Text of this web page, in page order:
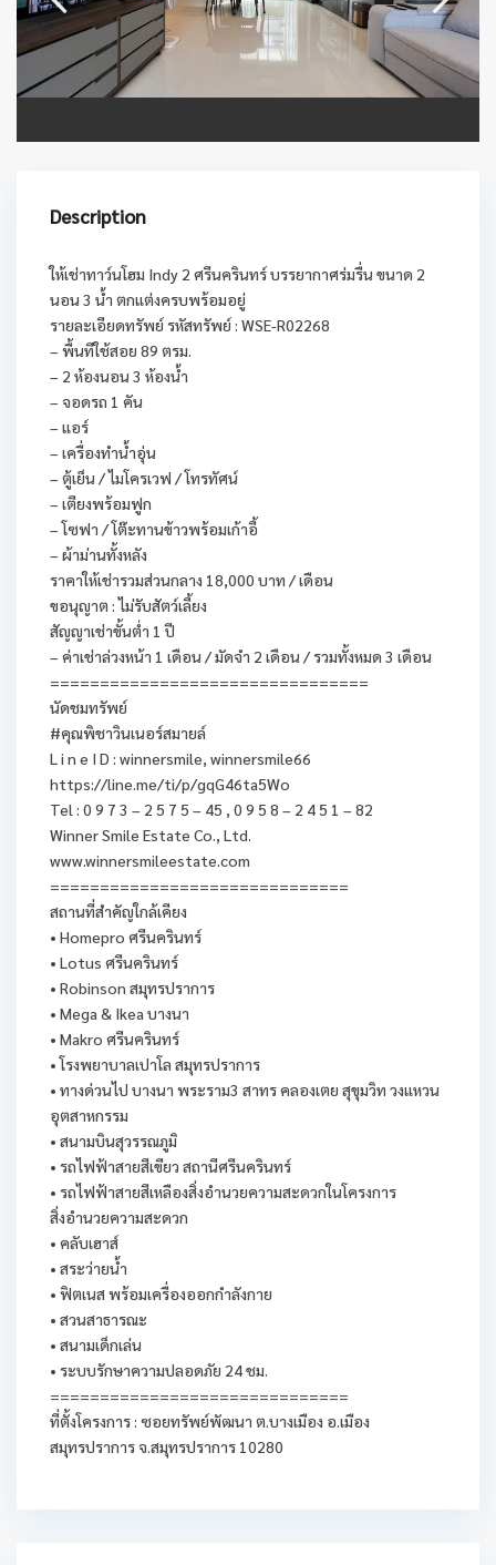
Description
ให้เช่าทาว์นโฮม Indy 2 ศรีนครินทร์ บรรยากาศร่มรื่น ขนาด 2
นอน 3 น้ำ ตกแต่งครบพร้อมอยู่
รายละเอียดทรัพย์ รหัสทรัพย์ : WSE-R02268
– พื้นทีใช้สอย 89 ตรม.
– 2 ห้องนอน 3 ห้องน้ำ
– จอดรถ 1 คัน
– แอร์
– เครื่องทำน้ำอุ่น
– ตู้เย็น / ไมโครเวฟ / โทรทัศน์
– เตียงพร้อมฟูก
– โซฟา / โต๊ะทานข้าวพร้อมเก้าอี้
– ผ้าม่านทั้งหลัง
ราคาให้เช่ารวมส่วนกลาง 18,000 บาท / เดือน
ขอนุญาต : ไม่รับสัตว์เลี้ยง
สัญญาเช่าขั้นต่ำ 1 ปี
– ค่าเช่าล่วงหน้า 1 เดือน / มัดจำ 2 เดือน / รวมทั้งหมด 3 เดือน
================================
นัดชมทรัพย์
#คุณพิชาวินเนอร์สมายล์
L i n e I D : winnersmile, winnersmile66
https://line.me/ti/p/gqG46ta5Wo
Tel : 0 9 7 3 – 2 5 7 5 – 45 , 0 9 5 8 – 2 4 5 1 – 82
Winner Smile Estate Co., Ltd.
www.winnersmileestate.com
==============================
สถานที่สำคัญใกล้เคียง
• Homepro ศรีนครินทร์
• Lotus ศรีนครินทร์
• Robinson สมุทรปราการ
• Mega & Ikea บางนา
• Makro ศรีนครินทร์
• โรงพยาบาลเปาโล สมุทรปราการ
• ทางด่วนไป บางนา พระราม3 สาทร คลองเตย สุขุมวิท วงแหวน
อุตสาหกรรม
• สนามบินสุวรรณภูมิ
• รถไฟฟ้าสายสีเขียว สถานีศรีนครินทร์
• รถไฟฟ้าสายสีเหลืองสิ่งอำนวยความสะดวกในโครงการ
สิ่งอำนวยความสะดวก
• คลับเฮาส์
• สระว่ายน้ำ
• ฟิตเนส พร้อมเครื่องออกกำลังกาย
• สวนสาธารณะ
• สนามเด็กเล่น
• ระบบรักษาความปลอดภัย 24 ชม.
==============================
ที่ตั้งโครงการ : ซอยทรัพย์พัฒนา ต.บางเมือง อ.เมือง
สมุทรปราการ จ.สมุทรปราการ 10280